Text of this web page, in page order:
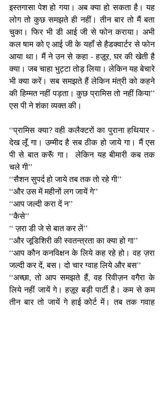
इस्तगासा पेश हो गया। अब क्या हो सकता है। यह
लोग तो कुछ समझते ही नहीं। तीन बार तो मैं बता
चुका। फिर भी डी आई जी से फोन कराया। अभी
कल षाम को ए आई जी के यहॉं से हैडक्वार्टर से फोन
आया था। मैं ने उन से कहा - हज़ूर, घर की खेती है
क्या। जब चाहा भुट्टा तोड़ लिया। लेकिन यह बेचारे
भी क्या करें। सब समझते हैं लेकिन मंत्री को कहने
की हिम्मत नहीं पड़ता। कुछ प्रामिस तो नहीं किया’’
एस पी ने शंका व्यक्त की।
‘‘प्रामिस क्या? वही कलैक्टरों का पुराना हथियार -
देख लूॅं गा। उम्मीद है सब ठीक हो जाये गा। मैं एस
पी से बात करूॅं गा।  लेकिन यह बीमारी कब तक
चले गी’’
‘‘सैशन सुपर्द हो जाये तब तक तो रहे गी’’
‘‘और उस में महीनों लग जायें गे’’
‘‘आप जल्दी करा दें न’’
‘‘कैसे’’
‘‘ ज़रा डी जे से बात कर लें’’
‘‘और जूडिशिरी की स्वतन्त्रता का क्या हो गा’’
‘‘आप कौन कनविक्षन के लिये कह रहे हो। वह ज़रा
जल्दी कर दें, बस। दो चार ग्वाह लिये और बस’’
‘‘अच्छा, तो आप समझते हैं, वह रिवीज़न वगैरा के
लिये नहीं जायें गे। हज़ूर बड़ी पार्टी है। कम से कम
तीन बार तो जायें गे हाई कोर्ट में। तब तक गवाह